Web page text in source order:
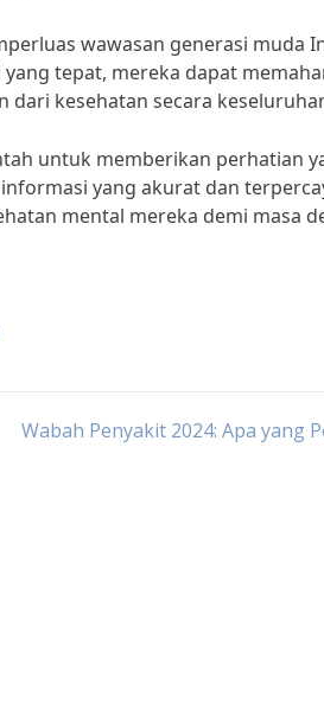
wawasan generasi muda
tepat, mereka dapat
kesehatan secara
untuk memberikan perhatian
yang akurat dan
mental mereka demi masa
Wabah Penyakit 2024: Apa yang